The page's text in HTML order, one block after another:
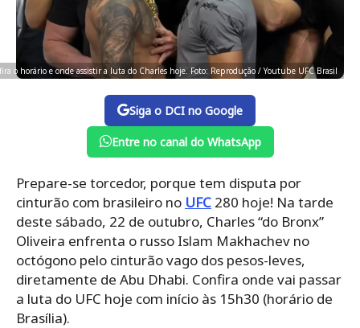
o horário e onde assistir a luta do Charles hoje. Foto: Reprodução / Youtube UFC Brasil
Siga o DCI no Google
Entre no canal do WhatsApp
Prepare-se torcedor, porque tem disputa por
cinturão com brasileiro no UFC 280 hoje! Na tarde
deste sábado, 22 de outubro, Charles “do Bronx”
Oliveira enfrenta o russo Islam Makhachev no
octógono pelo cinturão vago dos pesos-leves,
diretamente de Abu Dhabi. Confira onde vai passar
a luta do UFC hoje com início às 15h30 (horário de
Brasília).